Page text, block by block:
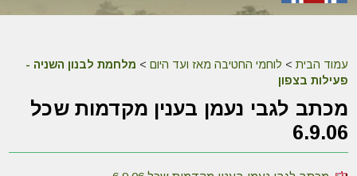
עמוד הבית > לוחמי החטיבה מאז ועד היום > מלחמת לבנון השניה -
פעילות בצפון
מכתב לגבי נעמן בענין מקדמות שכל
6.9.06